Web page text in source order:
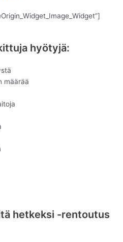
hyötyjä:
määrää
hetkeksi -rentoutus